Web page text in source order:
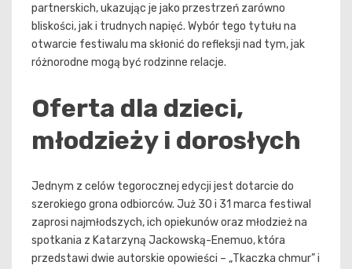
partnerskich, ukazując je jako przestrzeń zarówno
bliskości, jak i trudnych napięć. Wybór tego tytułu na
otwarcie festiwalu ma skłonić do refleksji nad tym, jak
różnorodne mogą być rodzinne relacje.
Oferta dla dzieci,
młodzieży i dorosłych
Jednym z celów tegorocznej edycji jest dotarcie do
szerokiego grona odbiorców. Już 30 i 31 marca festiwal
zaprosi najmłodszych, ich opiekunów oraz młodzież na
spotkania z Katarzyną Jackowską-Enemuo, która
przedstawi dwie autorskie opowieści – „Tkaczka chmur” i